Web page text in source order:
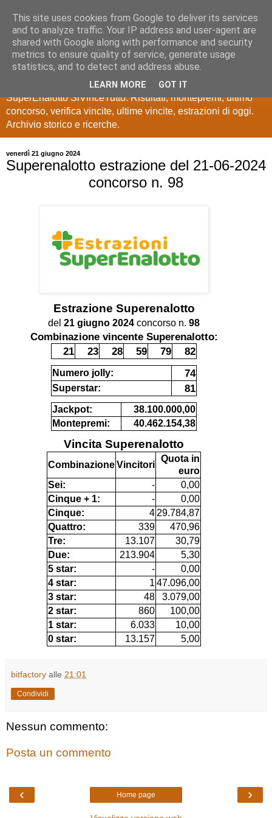
Estrazioni Lotto
SuperEnalotto
Ultime estrazioni di Lotto, SuperEnalotto, 10 e lotto,
SuperEnalotto SiVinceTutto. Risultati, montepremi, ultimo
concorso, verifica vincite, ultime vincite, estrazioni di oggi.
Archivio storico e ricerche.
venerdì 21 giugno 2024
Superenalotto estrazione del 21-06-2024
concorso n. 98
Estrazione Superenalotto
del 21 giugno 2024 concorso n. 98
Combinazione vincente Superenalotto:
21
23 28 59 79 82
Numero jolly: 74
Superstar: 81
Jackpot:
38.100.000,00
Montepremi:
40.462.154,38
Vincita Superenalotto
CombinazioneVincitori
Quota in
euro
Sei:
-
0,00
Cinque + 1:
-
0,00
Cinque:
4 29.784,87
Quattro:
339
470,96
Tre:
13.107
30,79
Due:
213.904
5,30
5 star:
-
0,00
4 star:
1 47.096,00
3 star:
48
3.079,00
2 star:
860
100,00
1 star:
6.033
10,00
0 star:
13.157 5,00
bitfactory alle 21:01
Condividi
Nessun commento:
Posta un commento
‹ ›
Home page
This site uses cookies from Google to deliver its services
and to analyze traffic. Your IP address and user-agent are
shared with Google along with performance and security
metrics to ensure quality of service, generate usage
statistics, and to detect and address abuse.
LEARN MORE GOT IT